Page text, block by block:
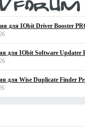
для IObit Driver Booster
для IObit Software Updater
для Wise Duplicate Finder